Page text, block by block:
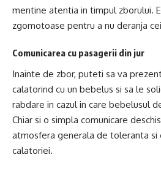
mentine atentia in timpul zborului.
zgomotoase pentru a nu deranja
Comunicarea cu pasagerii din jur
Inainte de zbor, puteti sa va
calatorind cu un bebelus si sa le
rabdare in cazul in care bebelusul
Chiar si o simpla comunicare
atmosfera generala de toleranta si
calatoriei.